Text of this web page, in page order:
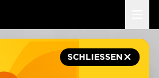
devices
SCHLIESSEN